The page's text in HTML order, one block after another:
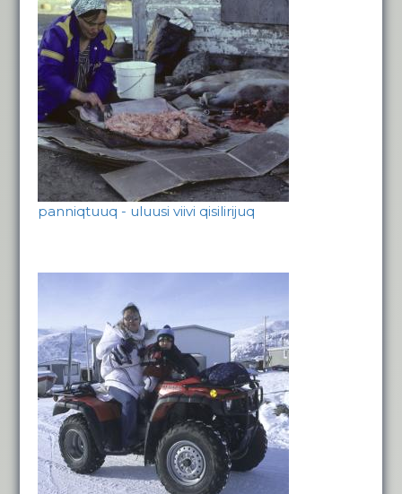
panniqtuuq - uluusi viivi qisilirijuq